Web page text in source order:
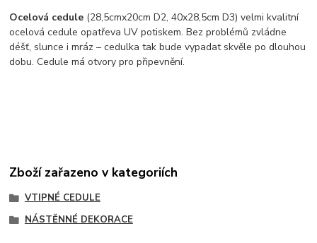
Ocelová cedule (28,5cmx20cm D2, 40x28,5cm D3) velmi kvalitní
ocelová cedule opatřeva UV potiskem. Bez problémů zvládne
déšť, slunce i mráz – cedulka tak bude vypadat skvěle po dlouhou
dobu. Cedule má otvory pro připevnění.
Zboží zařazeno v kategoriích
VTIPNÉ CEDULE
NÁSTĚNNÉ DEKORACE